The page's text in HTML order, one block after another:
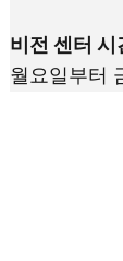
비전 센터 시
월요일부터